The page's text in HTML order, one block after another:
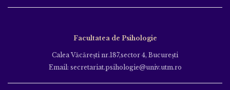
Facultatea de Psihologie
Calea Văcăreşti nr.187,sector 4, Bucureşti
Email: secretariat.psihologie@univ.utm.ro